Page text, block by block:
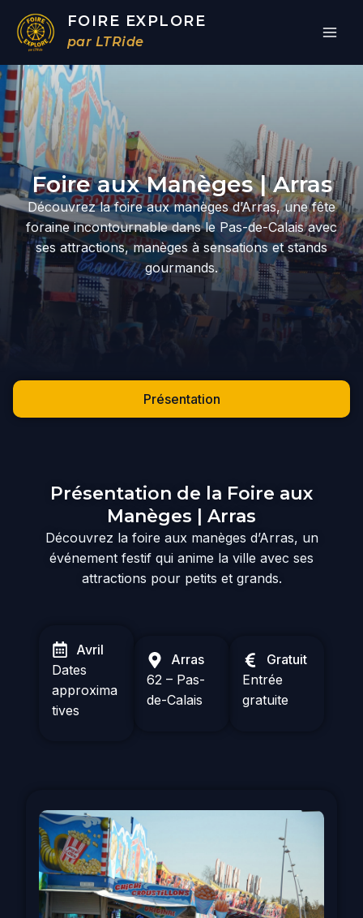
contenu
FOIRE EXPLORE
par LTRide
Par/19/03/2026
Foire aux Manèges | Arras
Découvrez la foire aux manèges d’Arras, une fête
foraine incontournable dans le Pas-de-Calais avec
ses attractions, manèges à sensations et stands
gourmands.
Présentation
Présentation de la Foire aux
Manèges | Arras
Découvrez la foire aux manèges d’Arras, un
événement festif qui anime la ville avec ses
attractions pour petits et grands.
Avril
Dates
approxima
tives
Arras
62 – Pas-
de-Calais
Gratuit
Entrée
gratuite